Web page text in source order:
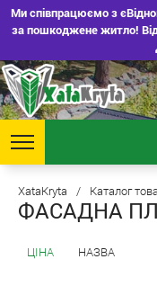
Ми співпрацюємо з
за пошкоджене житло!
XataKryta / Каталог
ФАСАДНА
ЦІНА НАЗВА